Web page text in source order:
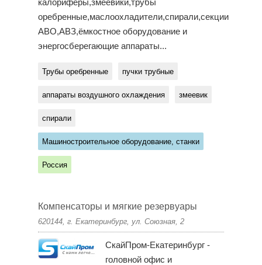
калориферы,змеевики,трубы
оребренные,маслоохладители,спирали,секции
АВО,АВЗ,ёмкостное оборудование и
энергосберегающие аппараты...
Трубы оребренные пучки трубные
аппараты воздушного охлаждения змеевик
спирали
Машиностроительное оборудование, станки
Россия
Компенсаторы и мягкие резервуары
620144, г. Екатеринбург, ул. Союзная, 2
СкайПром-Екатеринбург -
головной офис и